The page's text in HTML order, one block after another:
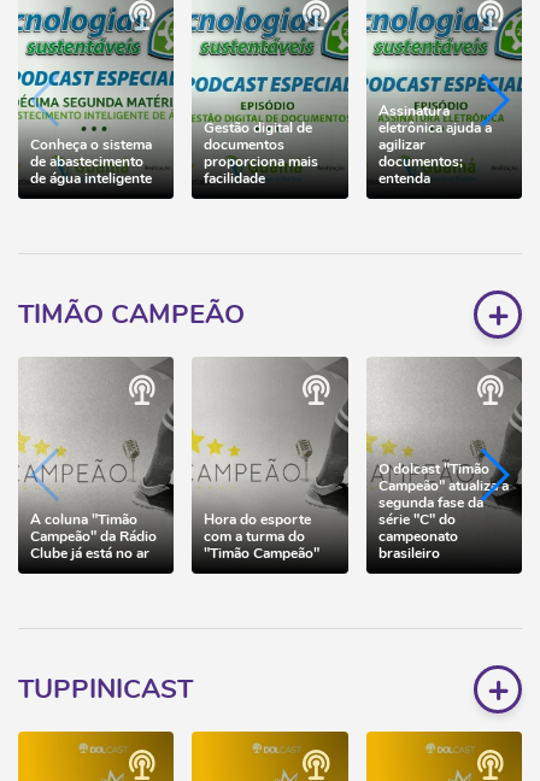
Conheça o sistema
de abastecimento
de água inteligente
Gestão digital de
documentos
proporciona mais
facilidade
Assinatura
eletrônica ajuda a
agilizar
documentos;
entenda
TIMÃO CAMPEÃO +
A coluna "Timão
Campeão" da Rádio
Clube já está no ar
Hora do esporte
com a turma do
"Timão Campeão"
O dolcast "Timão
Campeão" atualiza a
segunda fase da
série "C" do
campeonato
brasileiro
TUPPINICAST +